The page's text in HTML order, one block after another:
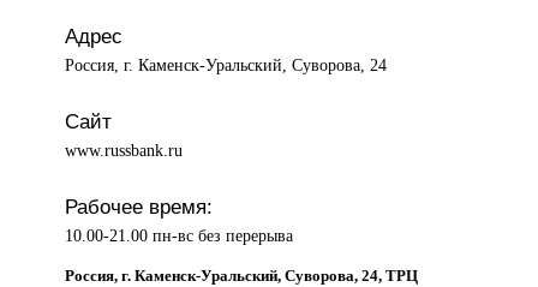
Адрес
Россия, г. Каменск-Уральский, Суворова, 24
Сайт
www.russbank.ru
Рабочее время:
10.00-21.00 пн-вс без перерыва
Россия, г. Каменск-Уральский, Суворова, 24, ТРЦ